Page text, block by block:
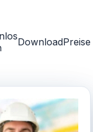
DownloadPreise